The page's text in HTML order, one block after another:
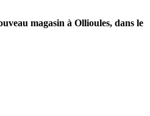
magasin à Ollioules, dans le